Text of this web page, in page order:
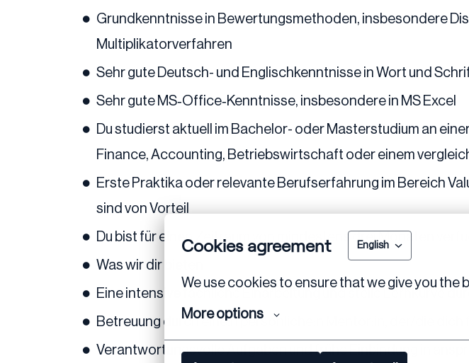
Cookies agreement English
We use cookies to ensure that we give you the
More options
Grundkenntnisse in Bewertungsmethoden, insbesondere
Multiplikatorverfahren
Sehr gute Deutsch- und Englischkenntnisse in Wort und
Sehr gute MS‑Office‑Kenntnisse, insbesondere in MS Excel
Du studierst aktuell im Bachelor- oder Masterstudium an
Finance, Accounting, Betriebswirtschaft oder einem
Erste Praktika oder relevante Berufserfahrung im Bereich
sind von Vorteil
Du bist für einen Zeitraum von mindestens drei Monaten
Was wir dir bieten
Eine intensive fachliche Einarbeitung und steile Lernkurve
Betreuung durch eine:n persönliche:n Mentor:in, der/die
Verantwortungsvolle Aufgaben und frühe Einbindung in